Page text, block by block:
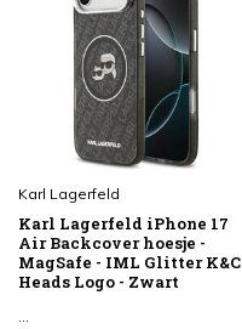
Karl Lagerfeld
Karl Lagerfeld iPhone 17
Air Backcover hoesje -
MagSafe - IML Glitter K&C
Heads Logo - Zwart
...